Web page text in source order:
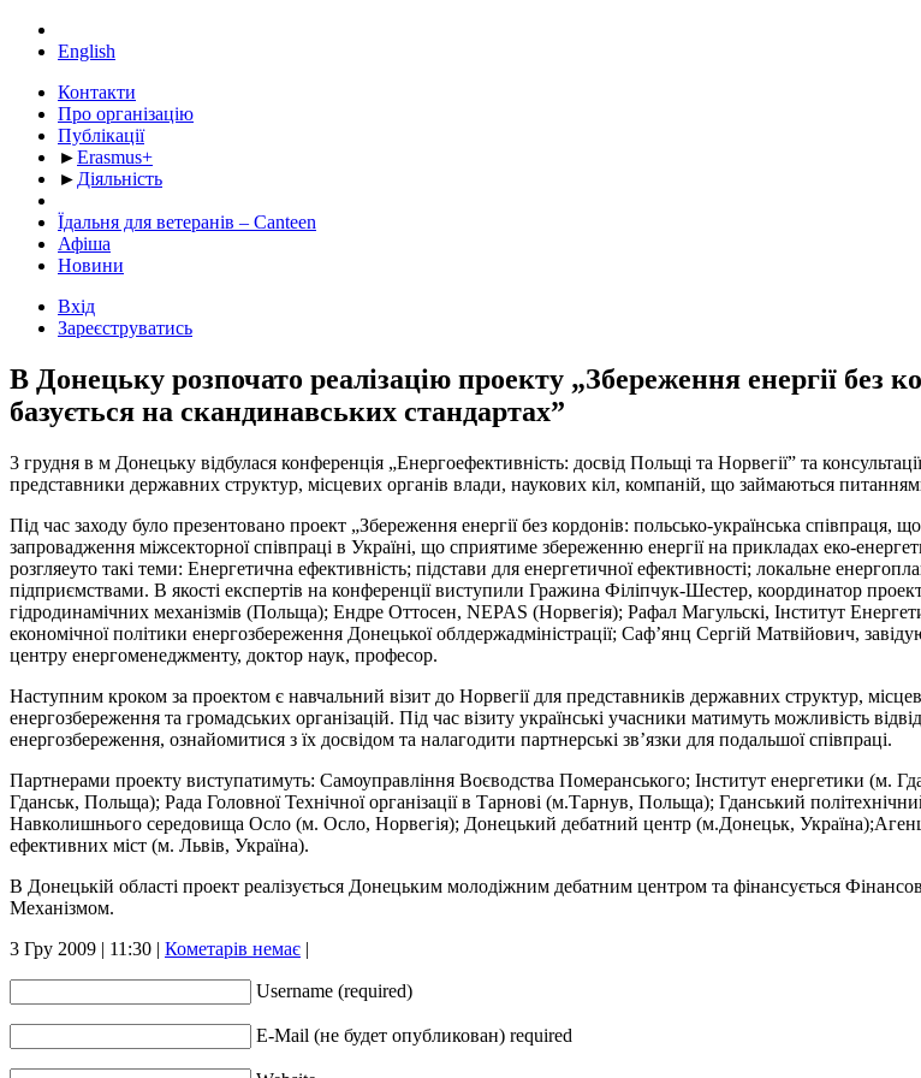
English
Контакти
Про організацію
Публікації
►Erasmus+
► Діяльність
Їдальня для ветеранів – Canteen
Афіша
Новини
Вхід
Зареєструватись
В Донецьку розпочато реалізацію проекту „Збереження енергії без
базується на скандинавських стандартах”
3 грудня в м Донецьку відбулася конференція „Енергоефективність: досвід Польщі та Норвегії” та
представники державних структур, місцевих органів влади, наукових кіл, компаній, що займаються
Під час заходу було презентовано проект „Збереження енергії без кордонів: польсько-українська співпраця,
запровадження міжсекторної співпраці в Україні, що сприятиме збереженню енергії на прикладах еко-
розгляеуто такі теми: Енергетична ефективність; підстави для енергетичної ефективності; локальне
підприємствами. В якості експертів на конференції виступили Гражина Філіпчук-Шестер, координатор
гідродинамічних механізмів (Польща); Ендре Оттосен, NEPAS (Норвегія); Рафал Магульскі, Інститут
економічної політики енергозбереження Донецької облдержадміністрації; Саф’янц Сергій Матвійович,
центру енергоменеджменту, доктор наук, професор.
Наступним кроком за проектом є навчальний візит до Норвегії для представників державних структур,
енергозбереження та громадських організацій. Під час візиту українські учасники матимуть можливість
енергозбереження, ознайомитися з їх досвідом та налагодити партнерські зв’язки для подальшої співпраці.
Партнерами проекту виступатимуть: Самоуправління Воєводства Померанського; Інститут енергетики (м.
Гданськ, Польща); Рада Головної Технічної організації в Тарнові (м.Тарнув, Польща); Гданський
Навколишнього середовища Осло (м. Осло, Норвегія); Донецький дебатний центр (м.Донецьк,
ефективних міст (м. Львів, Україна).
В Донецькій області проект реалізується Донецьким молодіжним дебатним центром та фінансується
Механізмом.
3 Гру 2009 | 11:30 | Кометарів немає |
Username (required)
Е-Mail (не будет опубликован) required